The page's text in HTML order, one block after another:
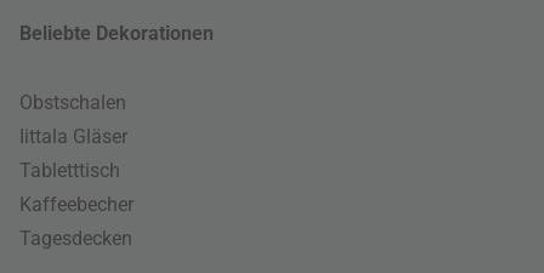
Beliebte Dekorationen
Obstschalen
Iittala Gläser
Tabletttisch
Kaffeebecher
Tagesdecken